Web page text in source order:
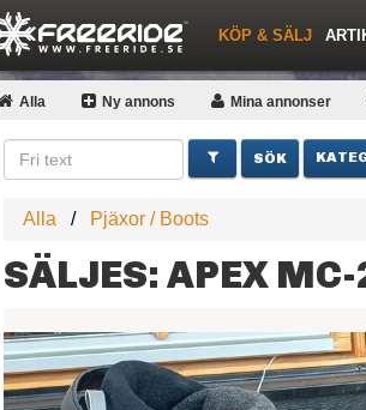
KÖP & SÄLJ
Nyheter Quiz Events
Nya inlägg Forumlista
Snöfallstoppen Topplistor
Skidor Pjäxor
Årets Krasch
Alla Ny annons Mina annonser
Alla Pjäxor / Boots
SÄLJES: APEX